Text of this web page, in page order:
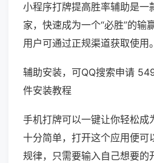
小程序打牌提高胜率辅助是一
家，快速成为一个“必胜”的输
用户可通过正规渠道获取使用。
辅助安装，可QQ搜索申请
件安装教程
手机打牌可以一键让你轻松成
十分简单，打开这个应用便可
规律，只需要输入自己想要的